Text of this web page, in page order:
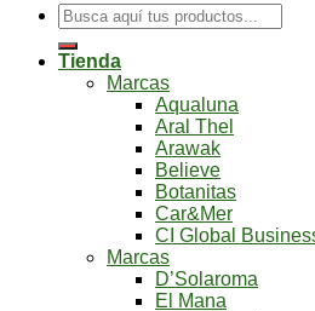
Buscar
por:
Tienda
Marcas
Aqualuna
Aral Thel
Arawak
Believe
Botanitas
Car&Mer
CI Global
Marcas
D’Solaroma
El Mana